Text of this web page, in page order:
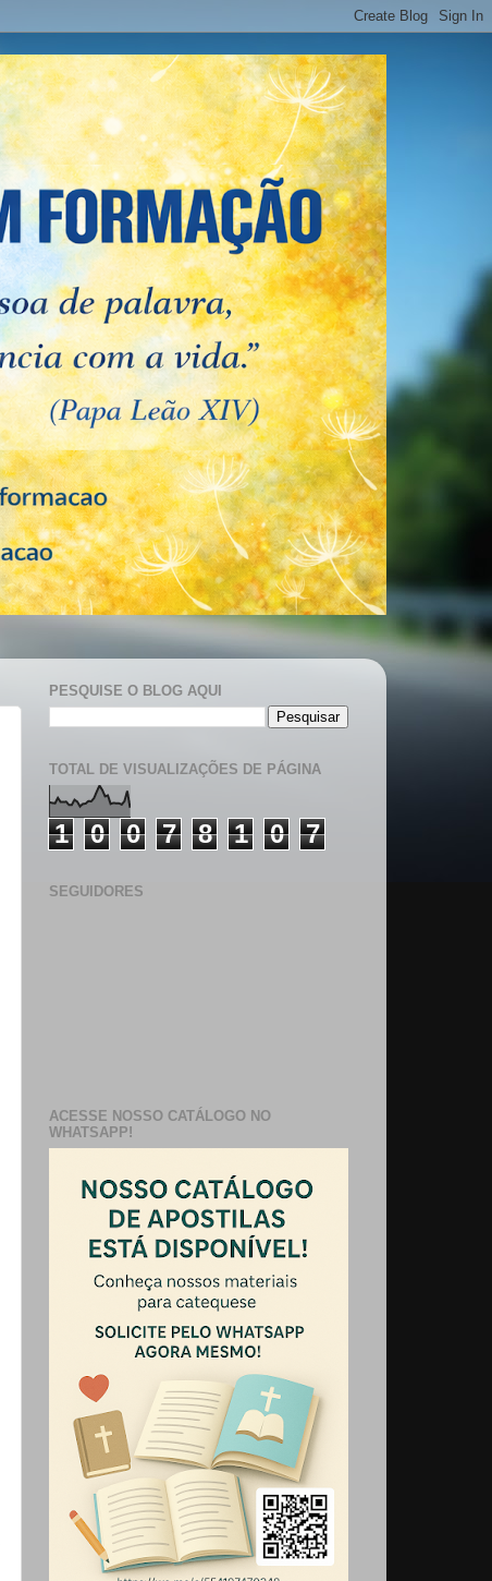
PESQUISE O BLOG AQUI
TOTAL DE VISUALIZAÇÕES DE PÁGINA
1 0 0 7 8 1 0 7
SEGUIDORES
ACESSE NOSSO CATÁLOGO NO
WHATSAPP!